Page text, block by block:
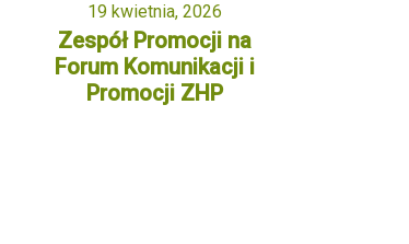
19 kwietnia, 2026
Zespół Promocji na
Forum Komunikacji i
Promocji ZHP